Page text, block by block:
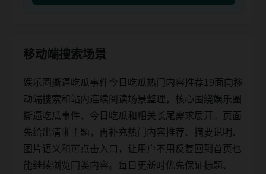
移动端搜索场景
娱乐圈撕逼吃瓜事件今日吃瓜热门内容推荐19面向移
动端搜索和站内连续阅读场景整理，核心围绕娱乐圈
撕逼吃瓜事件、今日吃瓜和相关长尾需求展开。页面
先给出清晰主题，再补充热门内容推荐、摘要说明、
图片语义和可点击入口，让用户不用反复回到首页也
能继续浏览同类内容。每日更新时优先保证标题、